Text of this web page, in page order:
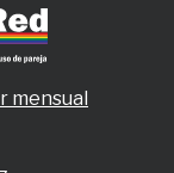
mensual